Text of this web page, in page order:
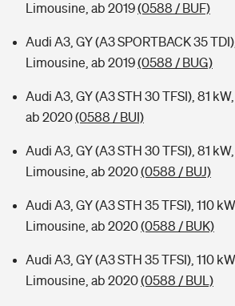
Limousine, ab 2019(0588 / BUF)
Audi A3, GY (A3 SPORTBACK 35
Limousine, ab 2019(0588 / BUG)
Audi A3, GY (A3 STH 30 TFSI), 81
ab 2020(0588 / BUI)
Audi A3, GY (A3 STH 30 TFSI), 81
Limousine, ab 2020(0588 / BUJ)
Audi A3, GY (A3 STH 35 TFSI), 110
Limousine, ab 2020(0588 / BUK)
Audi A3, GY (A3 STH 35 TFSI), 110
Limousine, ab 2020(0588 / BUL)